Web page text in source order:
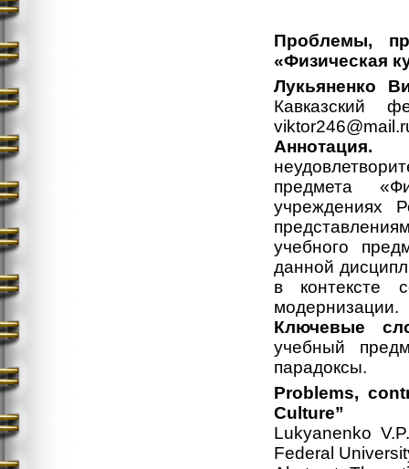
Проблемы,
«Физическая
Лукьяненко
Кавказский
Аннотация.
предмета
учреждениях
учебного
данной
в контексте
модернизации.
Ключевые
учебный
парадоксы.
Problems,
Culture”
Lukyanenko
Federal